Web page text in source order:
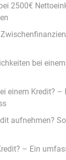
2500€
bei
einem Kredit? –
aufnehmen?
– Ein